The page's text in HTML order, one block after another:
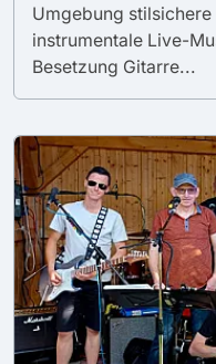
Umgebung
instrumentale Live-
Besetzung Gitarre...